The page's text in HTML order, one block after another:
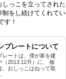
しっこを立ってされた
制をし続けてくれてい
す！
プレートについて
レートは、僕が家を建
（2013.12月）に、 板
、おしっこはねって取